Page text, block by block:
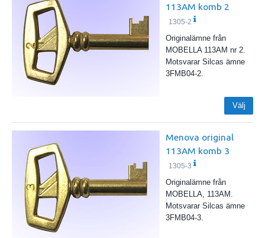
113AM komb 2
1305-2
Originalämne från
MOBELLA 113AM nr 2.
Motsvarar Silcas ämne
3FMB04-2.
Välj
Menova original
113AM komb 3
1305-3
Originalämne från
MOBELLA, 113AM.
Motsvarar Silcas ämne
3FMB04-3.